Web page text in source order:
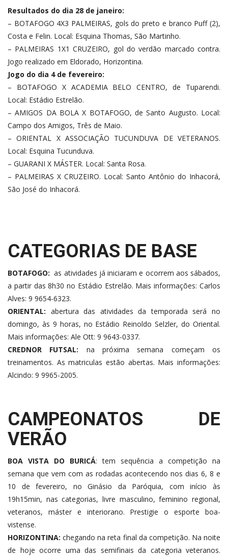
Resultados do dia 28 de janeiro:
– BOTAFOGO 4X3 PALMEIRAS, gols do preto e branco Puff (2),
Costa e Felin. Local: Esquina Thomas, São Martinho.
– PALMEIRAS 1X1 CRUZEIRO, gol do verdão marcado contra.
Jogo realizado em Eldorado, Horizontina.
Jogo do dia 4 de fevereiro:
– BOTAFOGO X ACADEMIA BELO CENTRO, de Tuparendi.
Local: Estádio Estrelão.
– AMIGOS DA BOLA X BOTAFOGO, de Santo Augusto. Local:
Campo dos Amigos, Três de Maio.
– ORIENTAL X ASSOCIAÇÃO TUCUNDUVA DE VETERANOS.
Local: Esquina Tucunduva.
– GUARANI X MÁSTER. Local: Santa Rosa.
– PALMEIRAS X CRUZEIRO. Local: Santo Antônio do Inhacorá,
São José do Inhacorá.
CATEGORIAS DE BASE
BOTAFOGO: as atividades já iniciaram e ocorrem aos sábados,
a partir das 8h30 no Estádio Estrelão. Mais informações: Carlos
Alves: 9 9654-6323.
ORIENTAL: abertura das atividades da temporada será no
domingo, às 9 horas, no Estádio Reinoldo Selzler, do Oriental.
Mais informações: Ale Ott: 9 9643-0337.
CREDNOR FUTSAL: na próxima semana começam os
treinamentos. As matriculas estão abertas. Mais informações:
Alcindo: 9 9965-2005.
CAMPEONATOS DE
VERÃO
BOA VISTA DO BURICÁ: tem sequência a competição na
semana que vem com as rodadas acontecendo nos dias 6, 8 e
10 de fevereiro, no Ginásio da Paróquia, com início às
19h15min, nas categorias, livre masculino, feminino regional,
veteranos, máster e interiorano. Prestigie o esporte boa-
vistense.
HORIZONTINA: chegando na reta final da competição. Na noite
de hoje ocorre uma das semifinais da categoria veteranos.